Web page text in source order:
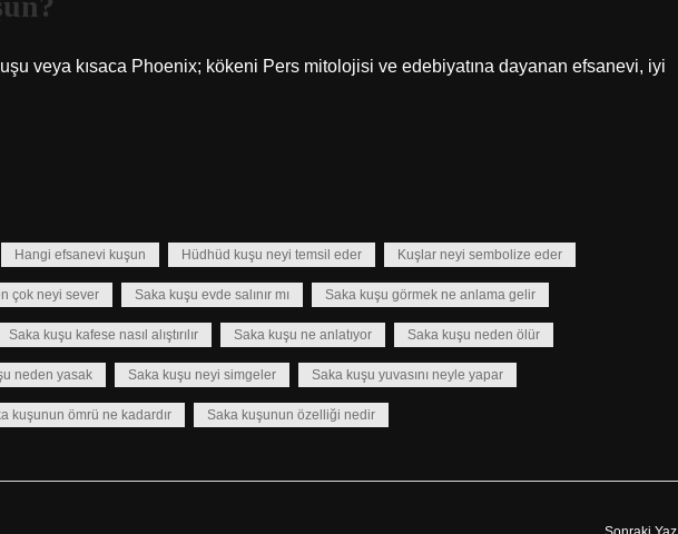
Hangi efsanevi kuşun Hüdhüd kuşu neyi temsil eder Kuşlar neyi sembolize eder
çok neyi sever Saka kuşu evde salınır mı Saka kuşu görmek ne anlama gelir
Saka kuşu kafese nasıl alıştırılır Saka kuşu ne anlatıyor Saka kuşu neden ölür
neden yasak Saka kuşu neyi simgeler Saka kuşu yuvasını neyle yapar
kuşunun ömrü ne kadardır Saka kuşunun özelliği nedir